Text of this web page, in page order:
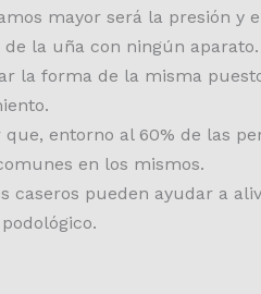
mayor será la presión y
la uña con ningún aparato.
la forma de la misma
entorno al 60% de las
en los mismos.
caseros pueden ayudar a